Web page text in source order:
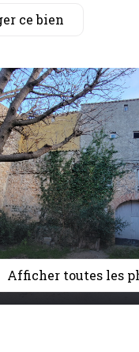
ce bien
Afficher toutes les